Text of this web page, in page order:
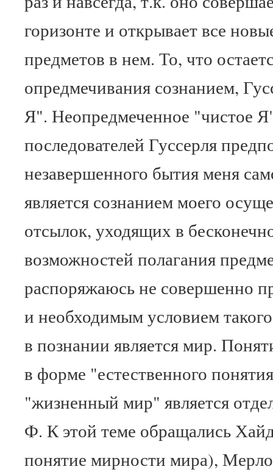
горизонте и открывает все
предметов в нем. То, что
опредмечивания сознанием,
Я". Неопредмеченное "чистое
последователей Гуссерля
незавершенного бытия меня
является сознанием моего
отсылок, уходящих в
возможностей полагания
распоряжаюсь не совершенно
и необходимым условием
в познании является мир.
в форме "естественного
"жизненный мир" является
Ф. К этой теме обращались
понятие мирности мира),